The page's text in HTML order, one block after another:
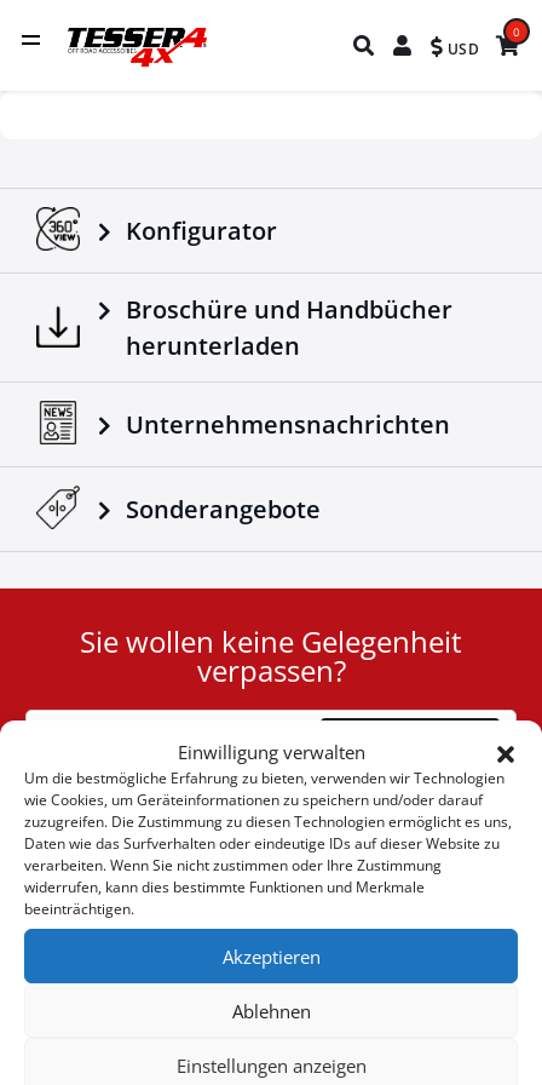
Einwilligung verwalten
Um die bestmögliche Erfahrung zu bieten, verwenden wir Technologien
wie Cookies, um Geräteinformationen zu speichern und/oder darauf
zuzugreifen. Die Zustimmung zu diesen Technologien ermöglicht es uns,
Daten wie das Surfverhalten oder eindeutige IDs auf dieser Website zu
verarbeiten. Wenn Sie nicht zustimmen oder Ihre Zustimmung
widerrufen, kann dies bestimmte Funktionen und Merkmale
beeinträchtigen.
Akzeptieren
Ablehnen
Einstellungen anzeigen
USD
0
Konfigurator
Broschüre und Handbücher
herunterladen
Unternehmensnachrichten
Sonderangebote
Cookie
Sie wollen keine Gelegenheit
verpassen?
Abonnieren
(+30) 6947901533
(+30) 2105542813